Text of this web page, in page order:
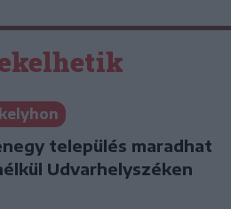
település maradhat
Udvarhelyszéken